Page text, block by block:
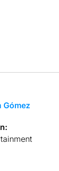
Gómez